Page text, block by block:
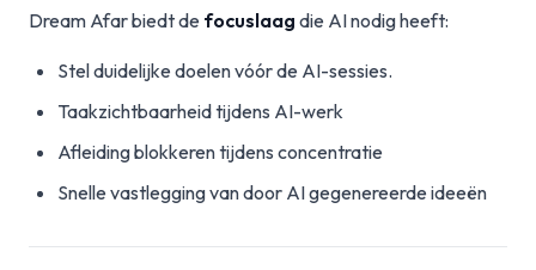
Dream Afar biedt de focuslaag die AI nodig heeft:
Stel duidelijke doelen vóór de AI-sessies.
Taakzichtbaarheid tijdens AI-werk
Afleiding blokkeren tijdens concentratie
Snelle vastlegging van door AI gegenereerde ideeën